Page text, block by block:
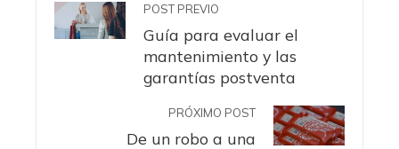
POST PREVIO
Guía para evaluar el
mantenimiento y las
garantías postventa
PRÓXIMO POST
De un robo a una